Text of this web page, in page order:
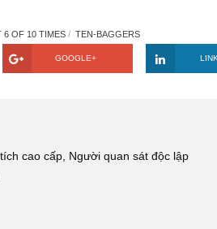
bị thu hẹp? Để tìm được một cơ
đồng thời am hiểu rõ triển vọng
tục.
đồng thời biết cách trân quý
tầm nhìn đầu tư hạn hẹp.